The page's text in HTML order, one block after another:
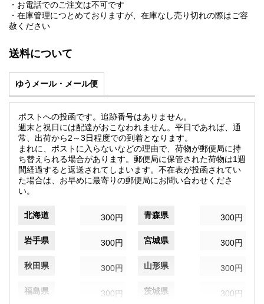
・お電話でのご注文は不可です
・在庫管理につとめておりますが、在庫なし売り切れの際はご容
赦ください
送料について
ゆうメール・メール便
ポストへの投函です。追跡番号はありません。
週末と祝日には配達がおこなわれません。平日であれば、通
常、出荷から2～3日程度での到着となります。
まれに、ポストに入らないなどの理由で、荷物が郵便局に持
ち替えられる場合があります。郵便局に保管された荷物は1週
間経過すると返送されてしまいます。不在表が投函されてい
た場合は、お早めに最寄りの郵便局にお問い合わせくださ
い。
北海道 300円 青森県 300円
岩手県 300円 宮城県 300円
秋田県 300円 山形県 300円
福島県 300円 茨城県 300円